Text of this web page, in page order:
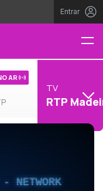
Entrar
AR
TV
RTP
NETWORK